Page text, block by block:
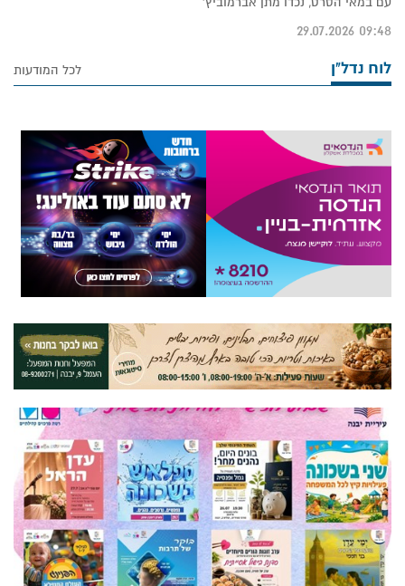
09:48 29.07.2026
לכל המודעות לוח נדל"ן